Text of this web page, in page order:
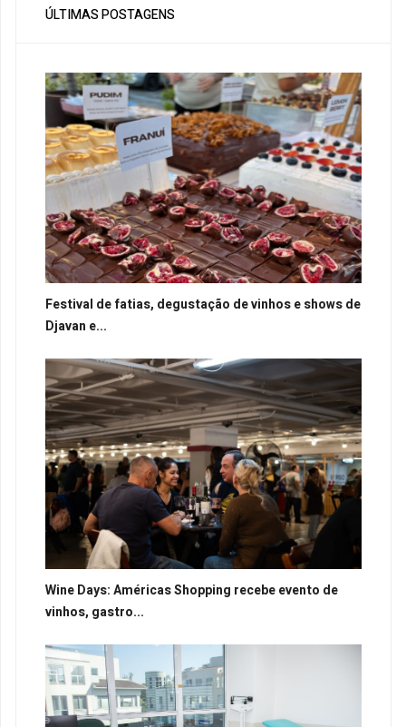
ÚLTIMAS POSTAGENS
Festival de fatias, degustação de vinhos e shows de
Djavan e...
Wine Days: Américas Shopping recebe evento de
vinhos, gastro...